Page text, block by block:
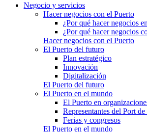
Negocio y servicios
Hacer negocios con el Puerto
¿Por qué hacer negocios
¿Por qué hacer negocios
Hacer negocios con el Puerto
El Puerto del futuro
Plan estratégico
Innovación
Digitalización
El Puerto del futuro
El Puerto en el mundo
El Puerto en
Representantes del Port
Ferias y congresos
El Puerto en el mundo